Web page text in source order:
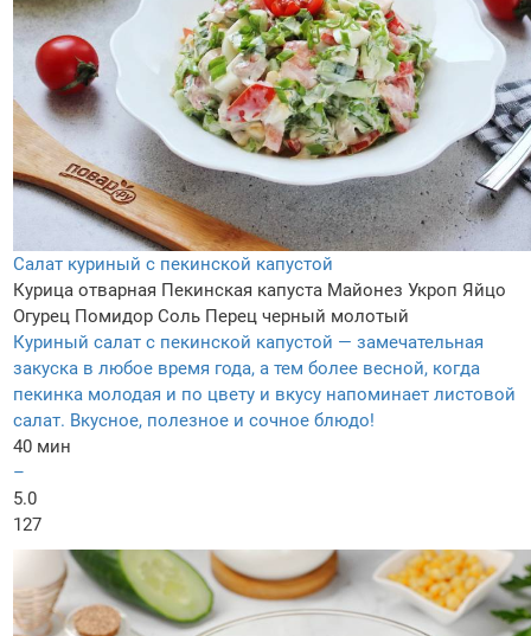
Салат куриный с пекинской капустой
Курица отварная Пекинская капуста Майонез Укроп Яйцo
Огурец Помидор Соль Перец черный молотый
Куриный салат с пекинской капустой — замечательная
закуска в любое время года, а тем более весной, когда
пекинка молодая и по цвету и вкусу напоминает листовой
салат. Вкусное, полезное и сочное блюдо!
40 мин
–
5.0
127